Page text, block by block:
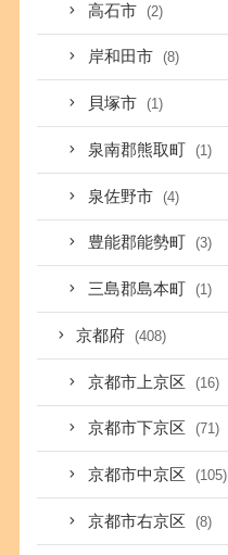
高石市 (2)
岸和田市 (8)
貝塚市 (1)
泉南郡熊取町 (1)
泉佐野市 (4)
豊能郡能勢町 (3)
三島郡島本町 (1)
京都府 (408)
京都市上京区 (16)
京都市下京区 (71)
京都市中京区 (105)
京都市右京区 (8)